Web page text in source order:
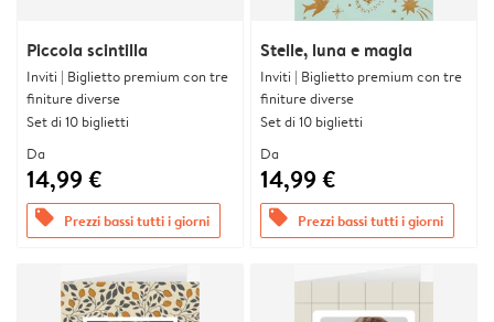
Piccola scintilla
Inviti | Biglietto premium con tre
finiture diverse
Set di 10 biglietti
Da
14,99 €
offers Prezzi bassi tutti i giorni
Stelle, luna e magia
Inviti | Biglietto premium con tre
finiture diverse
Set di 10 biglietti
Da
14,99 €
offers Prezzi bassi tutti i giorni